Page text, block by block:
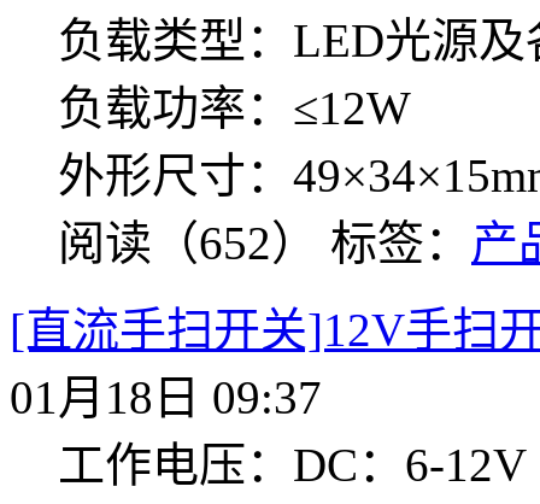
负载类型：LED光源
负载功率：≤12W
外形尺寸：
阅读（652） 标签： 产
[直流手扫开关]12V手扫
01月18日 09:37
工作电压：DC：6-12V